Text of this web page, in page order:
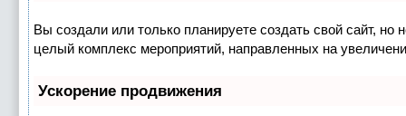
Вы создали или только планируете создать свой сайт, но
целый комплекс мероприятий, направленных на
Ускорение продвижения